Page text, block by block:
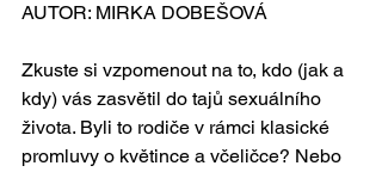
AUTOR: MIRKA DOBEŠOVÁ
Zkuste si vzpomenout na to, kdo (jak a
kdy) vás zasvětil do tajů sexuálního
života. Byli to rodiče v rámci klasické
promluvy o květince a včeličce? Nebo